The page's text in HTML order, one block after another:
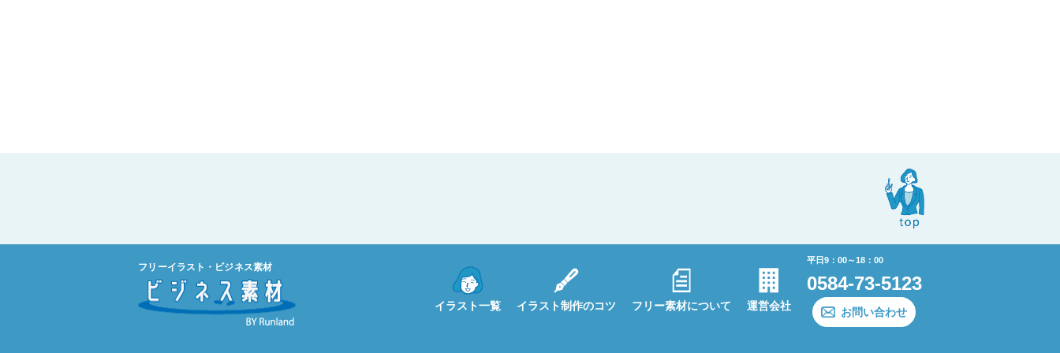
フリーイラスト・ビジネス素材
イラスト一覧 イラスト制作のコツ フリー素材について 運営会社
平日9：00～18：00
0584-73-5123
お問い合わせ